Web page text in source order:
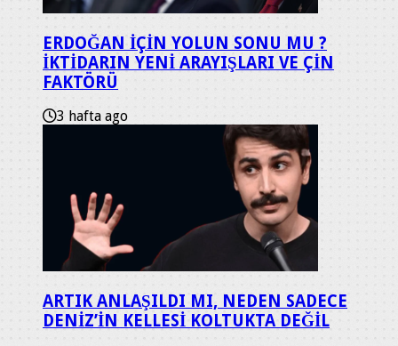
ERDOĞAN İÇİN YOLUN SONU MU ?
İKTİDARIN YENİ ARAYIŞLARI VE ÇİN
FAKTÖRÜ
3 hafta ago
ARTIK ANLAŞILDI MI, NEDEN SADECE
DENİZ’İN KELLESİ KOLTUKTA DEĞİL